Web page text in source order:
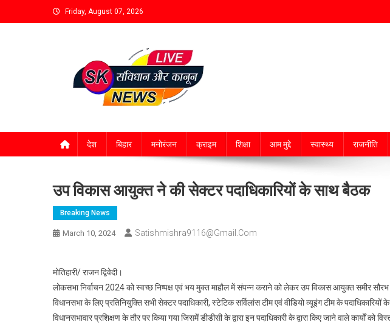
Friday, August 07, 2026
देश बिहार मनोरंजन क्राइम शिक्षा आम मुद्दे स्वास्थ्य राजनीति
उप विकास आयुक्त ने की सेक्टर पदाधिकारियों के साथ बैठक
Breaking News
March 10, 2024 Satishmishra9116@gmail.com
मोतिहारी/ राजन द्विवेदी।
लोकसभा निर्वाचन 2024 को स्वच्छ निष्पक्ष एवं भय मुक्त माहौल में संपन्न कराने को लेकर उप विकास आयुक्त समीर सौरभ
विधानसभा के लिए प्रतिनियुक्ति सभी सेक्टर पदाधिकारी, स्टेटिक सर्विलांस टीम एवं वीडियो व्यूइंग टीम के
विधानसभावार प्रशिक्षण के तौर पर किया गया जिसमें डीडीसी के द्वारा इन पदाधिकारी के द्वारा किए जाने वाले कार्यों को